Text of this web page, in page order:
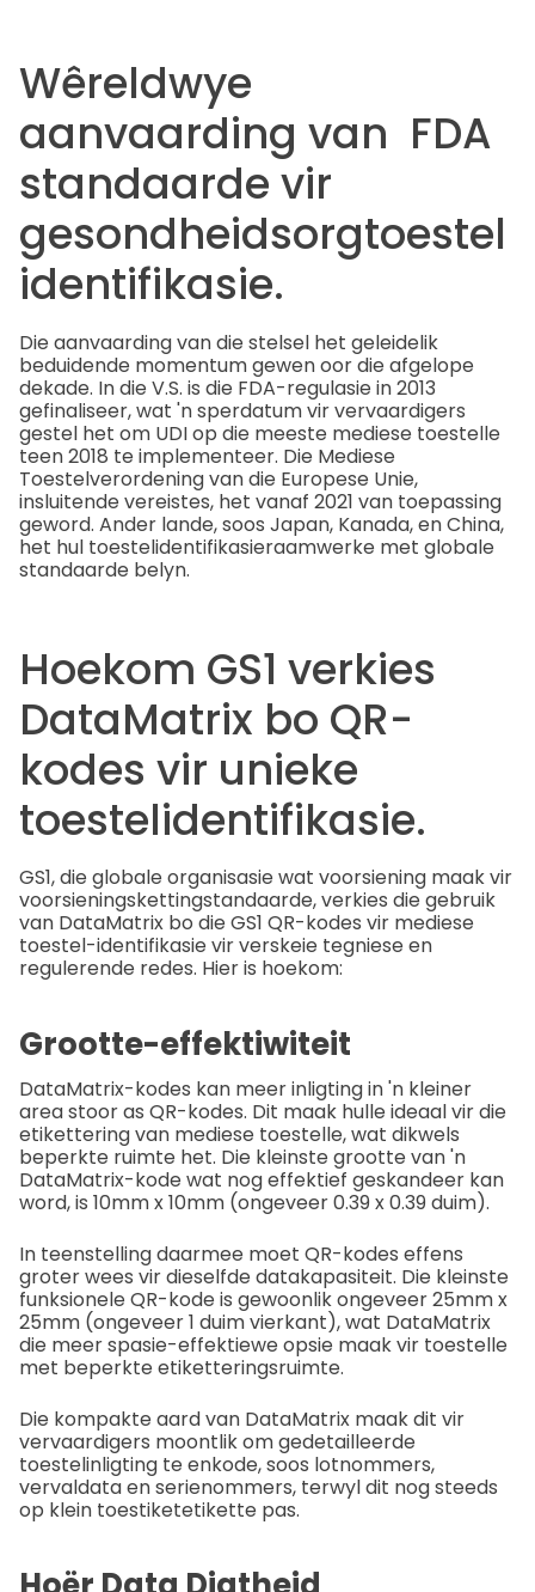
Wêreldwye
aanvaarding van FDA
standaarde vir
gesondheidsorgtoestel
identifikasie.
Die aanvaarding van die stelsel het geleidelik
beduidende momentum gewen oor die afgelope
dekade. In die V.S. is die FDA-regulasie in 2013
gefinaliseer, wat 'n sperdatum vir vervaardigers
gestel het om UDI op die meeste mediese toestelle
teen 2018 te implementeer. Die Mediese
Toestelverordening van die Europese Unie,
insluitende vereistes, het vanaf 2021 van toepassing
geword. Ander lande, soos Japan, Kanada, en China,
het hul toestelidentifikasieraamwerke met globale
standaarde belyn.
Hoekom GS1 verkies
DataMatrix bo QR-
kodes vir unieke
toestelidentifikasie.
GS1, die globale organisasie wat voorsiening maak vir
voorsieningskettingstandaarde, verkies die gebruik
van DataMatrix bo die GS1 QR-kodes vir mediese
toestel-identifikasie vir verskeie tegniese en
regulerende redes. Hier is hoekom:
Grootte-effektiwiteit
DataMatrix-kodes kan meer inligting in 'n kleiner
area stoor as QR-kodes. Dit maak hulle ideaal vir die
etikettering van mediese toestelle, wat dikwels
beperkte ruimte het. Die kleinste grootte van 'n
DataMatrix-kode wat nog effektief geskandeer kan
word, is 10mm x 10mm (ongeveer 0.39 x 0.39 duim).
In teenstelling daarmee moet QR-kodes effens
groter wees vir dieselfde datakapasiteit. Die kleinste
funksionele QR-kode is gewoonlik ongeveer 25mm x
25mm (ongeveer 1 duim vierkant), wat DataMatrix
die meer spasie-effektiewe opsie maak vir toestelle
met beperkte etiketteringsruimte.
Die kompakte aard van DataMatrix maak dit vir
vervaardigers moontlik om gedetailleerde
toestelinligting te enkode, soos lotnommers,
vervaldata en serienommers, terwyl dit nog steeds
op klein toestiketetikette pas.